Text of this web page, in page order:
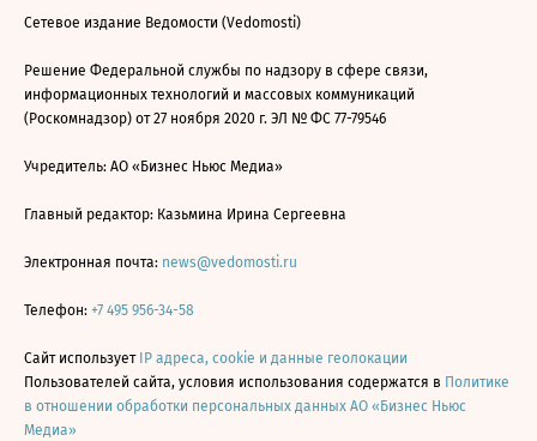
Сетевое издание Ведомости (Vedomosti)
Решение Федеральной службы по надзору в сфере связи,
информационных технологий и массовых коммуникаций
(Роскомнадзор) от 27 ноября 2020 г. ЭЛ № ФС 77-79546
Учредитель: АО «Бизнес Ньюс Медиа»
Главный редактор: Казьмина Ирина Сергеевна
Электронная почта: news@vedomosti.ru
Телефон: +7 495 956-34-58
Сайт использует IP адреса, cookie и данные геолокации
Пользователей сайта, условия использования содержатся в Политике
в отношении обработки персональных данных АО «Бизнес Ньюс
Медиа»